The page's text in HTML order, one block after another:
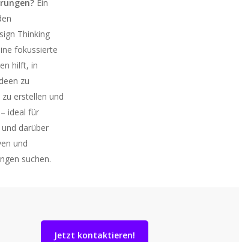
Ein
Thinking
fokussierte
hilft, in
zu
erstellen und
ideal für
darüber
und
suchen.
Jetzt kontaktieren!